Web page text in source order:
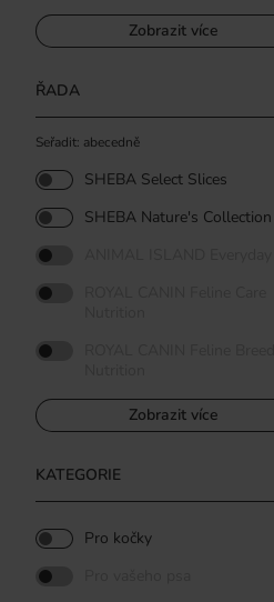
Zobrazit více
ŘADA
Seřadit: abecedně
SHEBA Select Slices
SHEBA Nature's Collection
Zobrazit více
KATEGORIE
Pro kočky